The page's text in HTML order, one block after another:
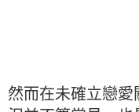
然而在未確立戀